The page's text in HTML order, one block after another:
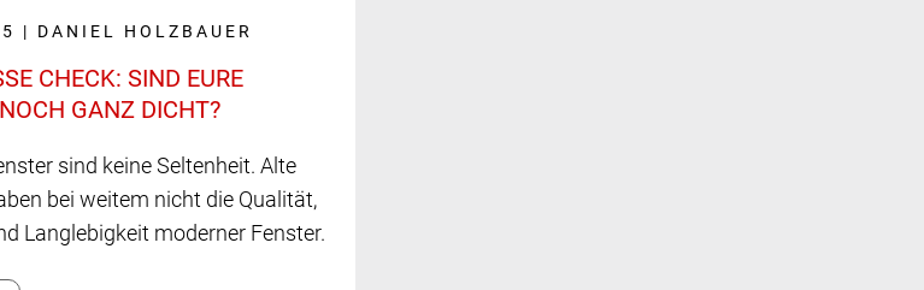
| DANIEL HOLZBAUER
CHECK: SIND EURE F
GANZ DICHT?
sind keine Seltenheit. Alte
bei weitem nicht die Qualität,
Langlebigkeit moderner Fenster.